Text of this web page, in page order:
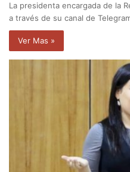
La presidenta encargada de la
a través de su canal de
Ver Mas »